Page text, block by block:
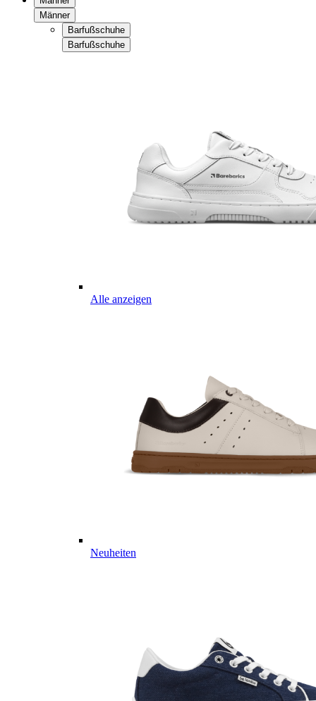
Männer
Barfußschuhe
Barfußschuhe
Alle anzeigen
Neuheiten